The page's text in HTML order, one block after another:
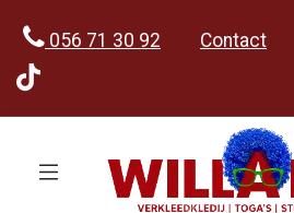
056 71 30 92 Contact